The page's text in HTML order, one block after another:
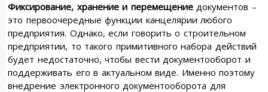
Фиксирование, хранение и перемещениедокументов –
это первоочередные функции канцелярии любого
предприятия. Однако, если говорить о строительном
предприятии, то такого примитивного набора действий
будет недостаточно, чтобы вести документооборот и
поддерживать его в актуальном виде. Именно поэтому
внедрение электронного документооборота для